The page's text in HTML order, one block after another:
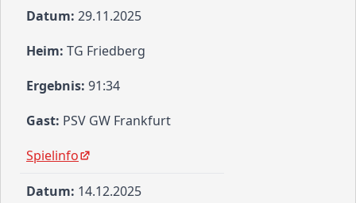
29.11.2025
TG Friedberg
91:34
PSV GW Frankfurt
Spielinfo
14.12.2025